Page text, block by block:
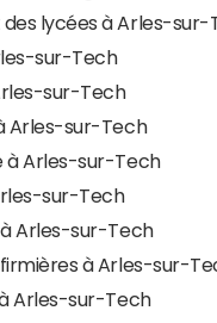
lycées à Arles-sur-
sur-Tech
sur-Tech
Arles-sur-Tech
à Arles-sur-Tech
sur-Tech
Arles-sur-Tech
à Arles-sur-
Arles-sur-Tech